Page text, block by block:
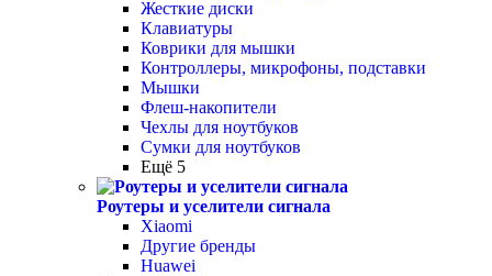
Жесткие диски
Клавиатуры
Коврики для мышки
Контроллеры, микрофоны, подставки
Мышки
Флеш-накопители
Чехлы для ноутбуков
Сумки для ноутбуков
Ещё 5
Роутеры и уселители сигнала
Xiaomi
Другие бренды
Huawei